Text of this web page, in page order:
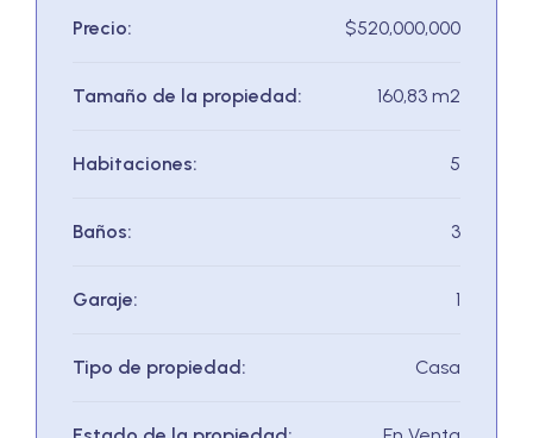
Precio: $520,000,000
Tamaño de la propiedad: 160,83 m2
Habitaciones: 5
Baños: 3
Garaje: 1
Tipo de propiedad: Casa